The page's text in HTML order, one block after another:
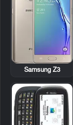
Samsung Z3